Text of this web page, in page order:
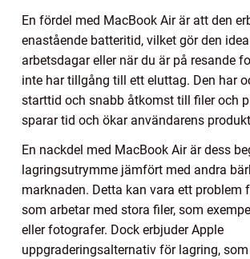
En fördel med MacBook Air är att den
enastående batteritid, vilket gör den
arbetsdagar eller när du är på resande
inte har tillgång till ett eluttag. Den har
starttid och snabb åtkomst till filer och
sparar tid och ökar användarens
En nackdel med MacBook Air är dess
lagringsutrymme jämfört med andra
marknaden. Detta kan vara ett problem
som arbetar med stora filer, som
eller fotografer. Dock erbjuder Apple
uppgraderingsalternativ för lagring,